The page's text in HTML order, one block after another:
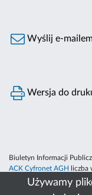
Używamy
Wyślij e-
Wersja do
Biuletyn Informacji
ACK Cyfronet AGH
liczba